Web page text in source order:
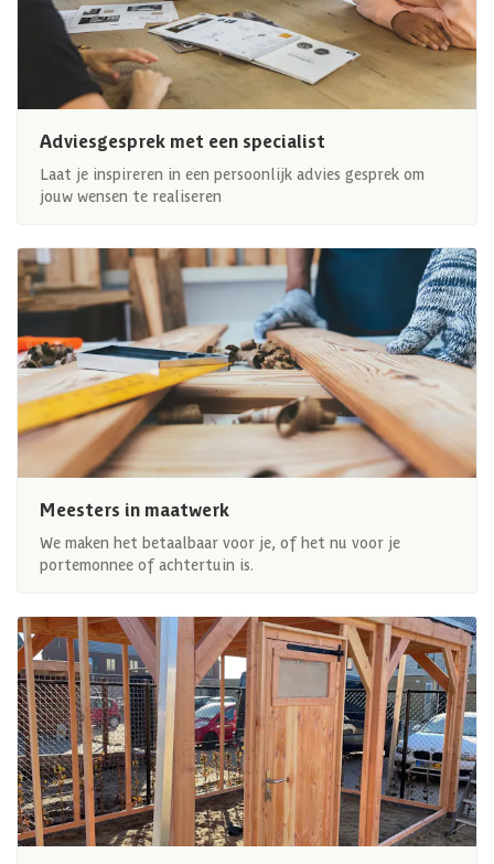
Adviesgesprek met een specialist
Laat je inspireren in een persoonlijk advies gesprek om
jouw wensen te realiseren
Meesters in maatwerk
We maken het betaalbaar voor je, of het nu voor je
portemonnee of achtertuin is.